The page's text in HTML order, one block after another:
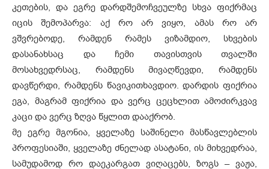
კეთების, და ეგრე დარდშემოჩვეულზე სხვა ფიქრმაც
იცის შემოპარვა: აქ რო არ ვიყო, ამას რო არ
ვშვრებოდე, რამდენ რამეს ვიზამდიო, სხვების
დასანახსაც და ჩემი თავისთვის თვალში
მოსახვედრსაც, რამდენს მივაღწევდი, რამდენს
დავწერდი, რამდენს წავიკითხავდიო. დარდის ფიქრია
ეგა, მაგრამ ფიქრია და ვერც ცეცხლით ამოძირკვავ
კაცი და ვერც ზღვა წყლით დააქრობ.
მე ეგრე მგონია, ყველაზე საშინელი მასწავლებლის
პროფესიაში, ყველაზე ძნელად ასატანი, ის მიხვედრაა,
სამუდამოდ რო დაეკარგათ ვიღაცებს, ზოგს – ვაჟა,